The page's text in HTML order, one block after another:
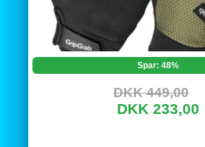
Spar: 48%
DKK 449,00
DKK 233,00